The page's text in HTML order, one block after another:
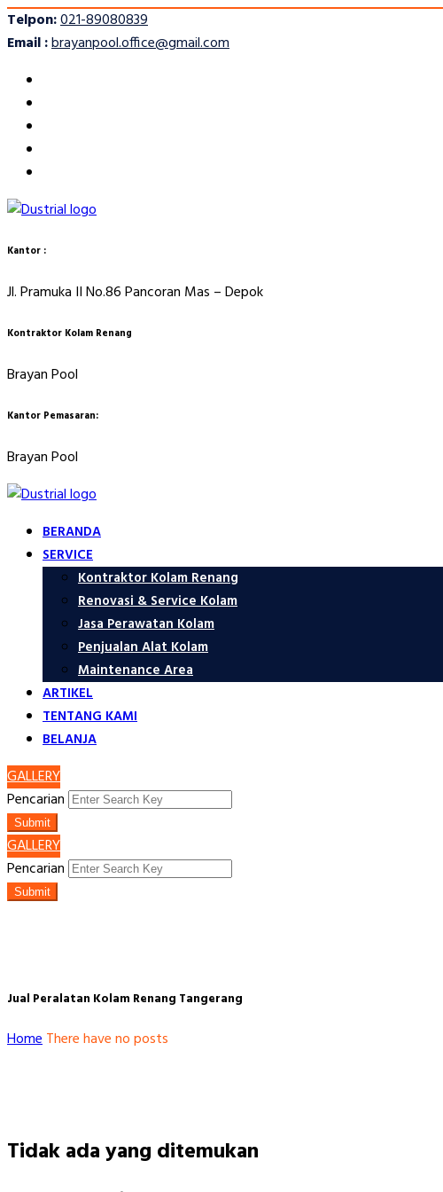
Telpon:021-89080839
Email :brayanpool.office@gmail.com
Kantor :
Jl. Pramuka II No.86 Pancoran Mas – Depok
Kontraktor Kolam Renang
Brayan Pool
Kantor Pemasaran:
Brayan Pool
BERANDA
SERVICE
Kontraktor Kolam Renang
Renovasi & Service Kolam
Jasa Perawatan Kolam
Penjualan Alat Kolam
Maintenance Area
ARTIKEL
TENTANG KAMI
BELANJA
GALLERY
Pencarian
Submit
GALLERY
Pencarian
Submit
Jual Peralatan Kolam Renang Tangerang
HomeThere have no posts
Tidak ada yang ditemukan